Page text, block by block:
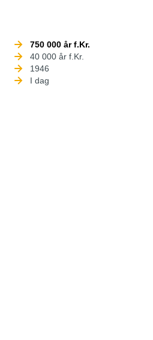
750 000 år f.Kr.
40 000 år f.Kr.
1946
I dag